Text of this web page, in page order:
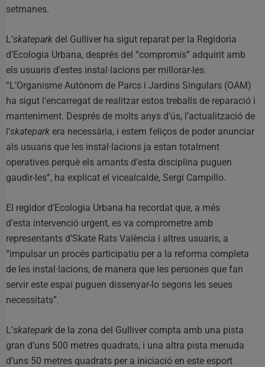
setmanes.
L’skatepark del Gulliver ha sigut reparat per la Regidoria
d’Ecologia Urbana, després del “compromís” adquirit amb
els usuaris d’estes instal·lacions per millorar-les.
“L’Organisme Autònom de Parcs i Jardins Singulars (OAM)
ha sigut l’encarregat de realitzar estos treballs de reparació i
manteniment. Després de molts anys d’ús, l’actualització de
l’skatepark era necessària, i estem feliços de poder anunciar
als usuaris que les instal·lacions ja estan totalment
operatives perquè els amants d’esta disciplina puguen
gaudir-les”, ha explicat el vicealcalde, Sergi Campillo.
El regidor d’Ecologia Urbana ha recordat que, a més
d’esta intervenció urgent, es va comprometre amb
representants d’Skate Rats València i altres usuaris, a
“impulsar un procés participatiu per a la reforma completa
de les instal·lacions, de manera que les persones que fan
servir este espai puguen dissenyar-lo segons les seues
necessitats”.
L’skatepark de la zona del Gulliver compta amb una pista
gran d’uns 500 metres quadrats, i una altra pista menuda
d’uns 50 metres quadrats per a iniciació en este esport